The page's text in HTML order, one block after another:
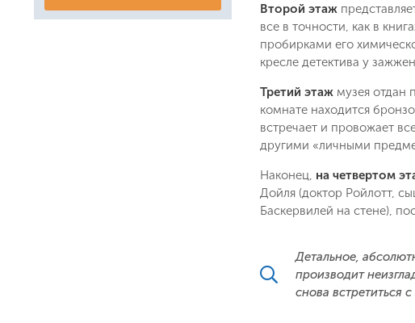
Второй этаж
все в точности, как в
пробирками его
кресле детектива у
Третий этаж музея отдан
комнате находится
встречает и провожает
другими «личными
Наконец, на четвертом
Дойля (доктор Ройлотт,
Баскервилей на стене),
Детальное,
производит
снова встретиться